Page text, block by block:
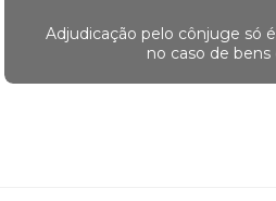
Adjudicação pelo cônjuge só
no caso de bens